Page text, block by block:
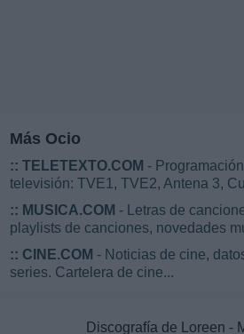
Más Ocio
:: TELETEXTO.COM -
televisión: TVE1, TVE2, Antena 3,
:: MUSICA.COM - Letras de
playlists de canciones, novedades
:: CINE.COM - Noticias de cine,
series. Cartelera de cine...
Discografía de Loreen -